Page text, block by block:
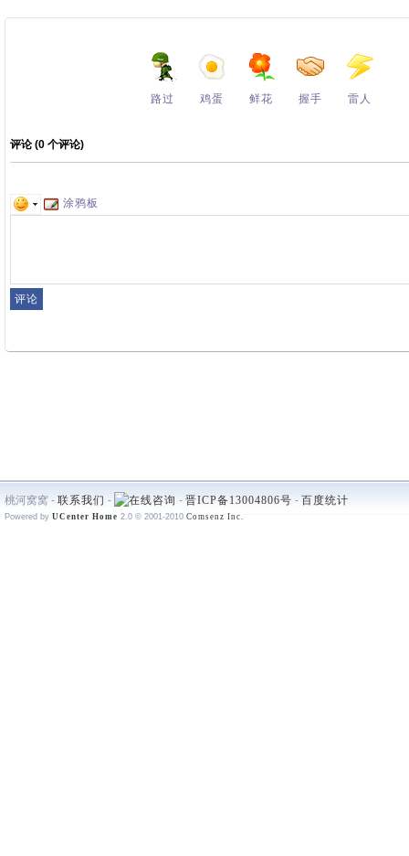
路过 鸡蛋 鲜花 握手 雷人
评论 (0 个评论)
涂鸦板
桃河窝窝 - 联系我们 - - 晋ICP备13004806号 - 百度统计
Powered by UCenter Home 2.0 © 2001-2010 Comsenz Inc.